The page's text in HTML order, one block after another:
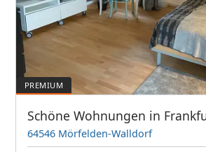
64546 Mörfelden-Walldorf